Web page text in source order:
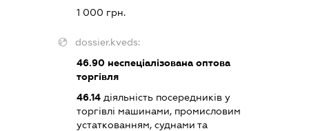
1 000 грн.
dossier.kveds:
46.90 неспеціалізована оптова
торгівля
46.14 діяльність посередників у
торгівлі машинами, промисловим
устаткованням, суднами та